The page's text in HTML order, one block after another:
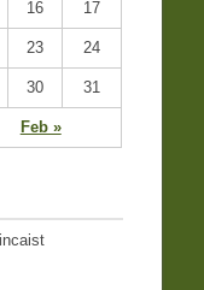
Feb »
16 17
23 24
30 31